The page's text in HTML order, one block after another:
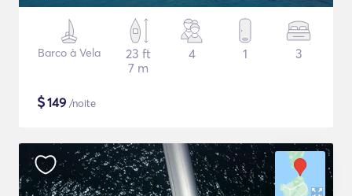
Barco à Vela
23 ft
7 m
4 1 3
$149 /noite